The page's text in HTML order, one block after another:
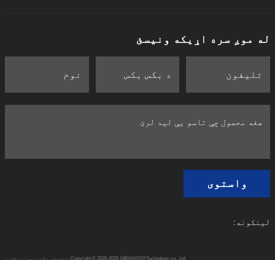
له موږ سره اړیکه ونیسئ
واستوی
لینکونه:
Copyright © 2020-2025 S撼动WO功Technology co., Ltd. تخنیکي ملاتړ: هوازی کلاوډ